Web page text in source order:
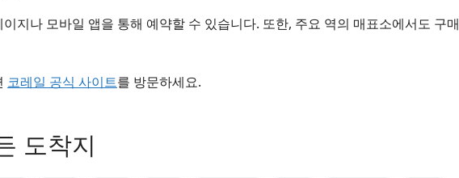
지나 모바일 앱을 통해 예약할 수 있습니다. 또한, 주요 역의 매표소에서도 구매
코레일 공식 사이트를 방문하세요.
도착지